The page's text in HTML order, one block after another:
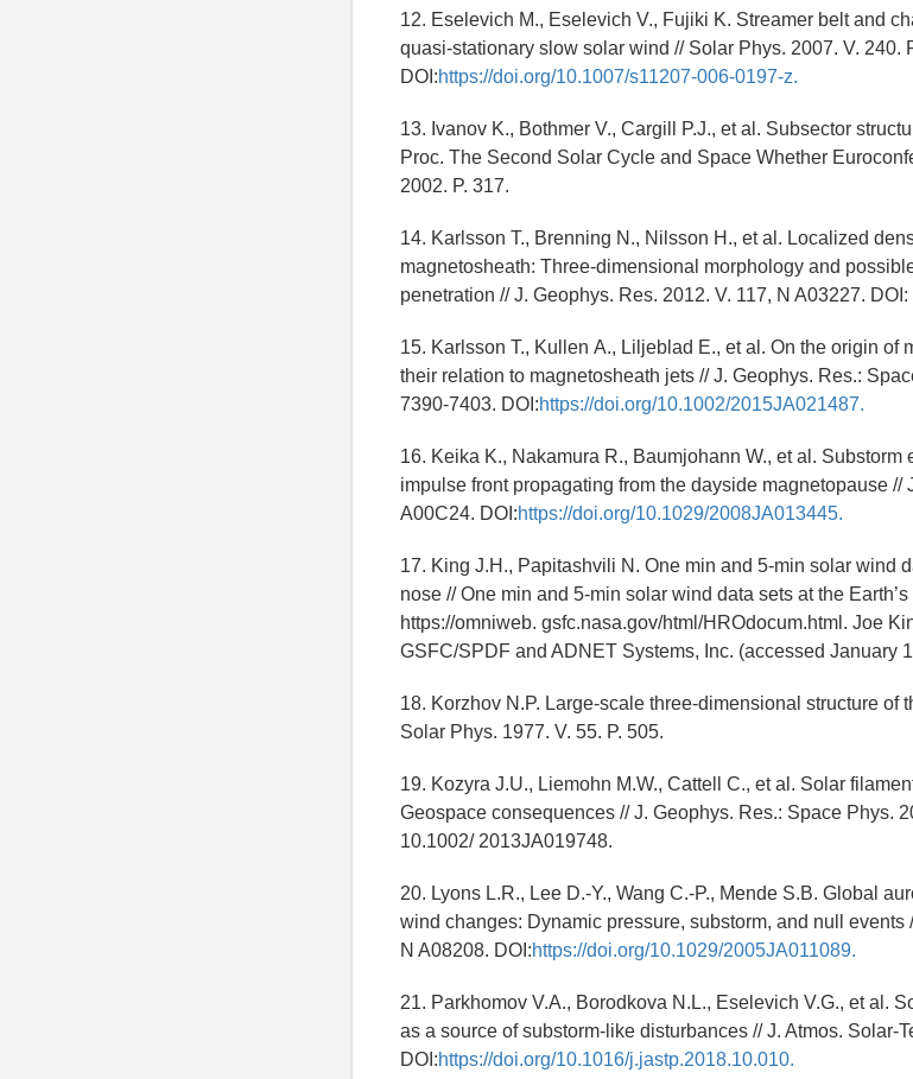
12. Eselevich M., Eselevich V., Fujiki K. Streamer belt and
quasi-stationary slow solar wind // Solar Phys. 2007. V. 240.
DOI:https://doi.org/10.1007/s11207-006-0197-z.
13. Ivanov K., Bothmer V., Cargill P.J., et al. Subsector
Proc. The Second Solar Cycle and Space Whether
2002. P. 317.
14. Karlsson T., Brenning N., Nilsson H., et al. Localized
magnetosheath: Three-dimensional morphology and
penetration // J. Geophys. Res. 2012. V. 117, N A03227.
15. Karlsson T., Kullen А., Liljeblad E., et al. On the origin of
their relation to magnetosheath jets // J. Geophys. Res.:
7390-7403. DOI:https://doi.org/10.1002/2015JA021487.
16. Keika K., Nakamura R., Baumjohann W., et al.
impulse front propagating from the dayside magnetopause //
A00C24. DOI:https://doi.org/10.1029/2008JA013445.
17. King J.H., Papitashvili N. One min and 5-min solar wind
nose // One min and 5-min solar wind data sets at the
https://omniweb. gsfc.nasa.gov/html/HROdocum.html. Joe
GSFC/SPDF and ADNET Systems, Inc. (accessed January
18. Korzhov N.P. Large-scale three-dimensional structure of
Solar Phys. 1977. V. 55. P. 505.
19. Kozyra J.U., Liemohn M.W., Cattell C., et al. Solar
Geospace consequences // J. Geophys. Res.: Space Phys.
10.1002/ 2013JA019748.
20. Lyons L.R., Lee D.-Y., Wang C.-P., Mende S.B. Global
wind changes: Dynamic pressure, substorm, and null events
N A08208. DOI:https://doi.org/10.1029/2005JA011089.
21. Parkhomov V.А., Borodkova N.L., Eselevich V.G., et al.
as a source of substorm-like disturbances // J. Atmos. Solar-
DOI:https://doi.org/10.1016/j.jastp.2018.10.010.